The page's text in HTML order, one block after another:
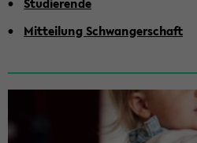
Mit­tei­lung Schwan­ger­schaft